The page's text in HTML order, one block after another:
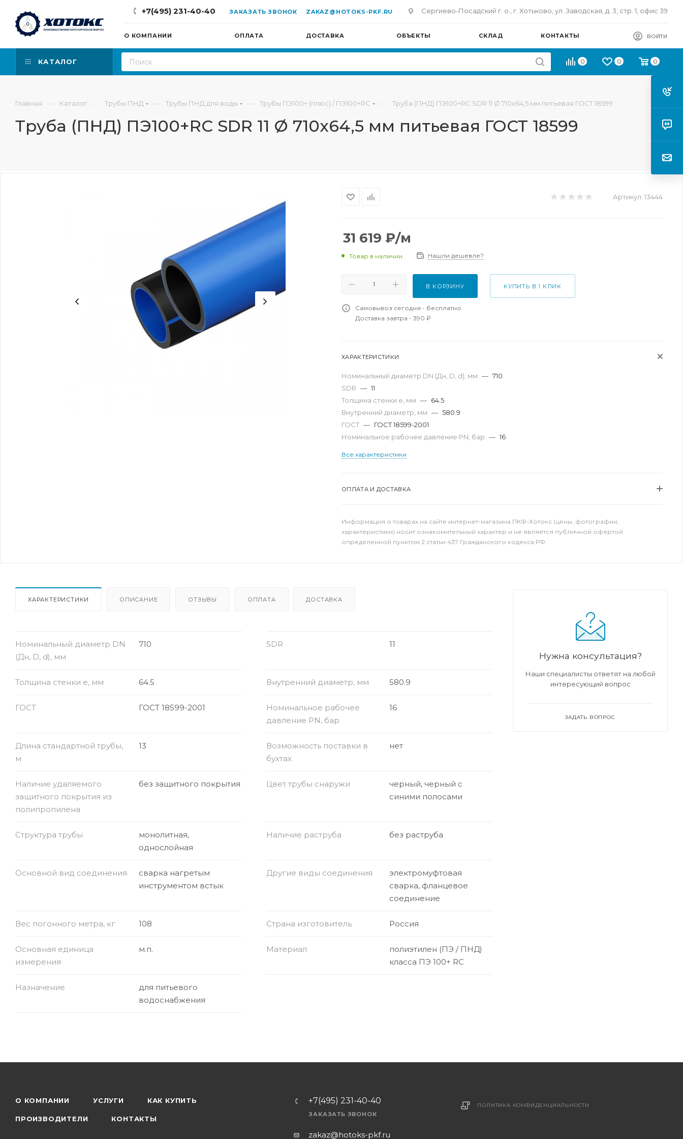
+7(495) 231-40-40 ЗАКАЗАТЬ ЗВОНОК ZAKAZ@HOTOKS-PKF.RU Сергиево-Посадский г. о., г. Хотьково, ул. Заводская, д. 3, стр. 1, офис 39
О КОМПАНИИ ОПЛАТА ДОСТАВКА ОБЪЕКТЫ СКЛАД КОНТАКТЫ ВОЙТИ
КАТАЛОГ 0 0 0
Главная — Каталог — Трубы ПНД — Трубы ПНД для воды — Трубы ПЭ100+ (плюс) / ПЭ100+RC — Труба (ПНД) ПЭ100+RC SDR 11 Ø 710х64,5 мм питьевая ГОСТ 18599
Труба (ПНД) ПЭ100+RC SDR 11 Ø 710х64,5 мм питьевая ГОСТ 18599
Артикул: 13444
31 619 ₽/м
Товар в наличии Нашли дешевле?
В КОРЗИНУ КУПИТЬ В 1 КЛИК
Самовывоз сегодня - бесплатно
Доставка завтра - 390 ₽
ХАРАКТЕРИСТИКИ
Номинальный диаметр DN (Дн, D, d), мм — 710
SDR — 11
Толщина стенки e, мм — 64.5
Внутренний диаметр, мм — 580.9
ГОСТ — ГОСТ 18599-2001
Номинальное рабочее давление PN, бар — 16
Все характеристики
ОПЛАТА И ДОСТАВКА
Информация о товарах на сайте интернет-магазина ПКФ-Хотокс (цены, фотографии,
характеристики) носит ознакомительный характер и не является публичной офертой
определенной пунктом 2 статьи 437 Гражданского кодекса РФ.
ХАРАКТЕРИСТИКИ ОПИСАНИЕ ОТЗЫВЫ ОПЛАТА ДОСТАВКА
Номинальный диаметр DN
(Дн, D, d), мм
710 SDR 11
Толщина стенки e, мм 64.5 Внутренний диаметр, мм 580.9
ГОСТ ГОСТ 18599-2001
Номинальное рабочее
давление PN, бар
16
Длина стандартной трубы,
м
13
Возможность поставки в
бухтах
нет
Наличие удаляемого
защитного покрытия из
полипропилена
без защитного покрытия Цвет трубы снаружи
черный, черный с
синими полосами
Структура трубы
монолитная,
однослойная
Наличие раструба без раструба
Основной вид соединения
сварка нагретым
инструментом встык
Другие виды соединения
электромуфтовая
сварка, фланцевое
соединение
Вес погонного метра, кг 108 Страна изготовитель Россия
Основная единица
измерения
м.п. Материал
полиэтилен (ПЭ / ПНД)
класса ПЭ 100+ RC
Назначение
для питьевого
водоснабжения
Нужна консультация?
Наши специалисты ответят на любой
интересующий вопрос
ЗАДАТЬ ВОПРОС
О КОМПАНИИ УСЛУГИ КАК КУПИТЬ
ПРОИЗВОДИТЕЛИ КОНТАКТЫ
+7(495) 231-40-40
ЗАКАЗАТЬ ЗВОНОК
zakaz@hotoks-pkf.ru
ПОЛИТИКА КОНФИДЕНЦИАЛЬНОСТИ